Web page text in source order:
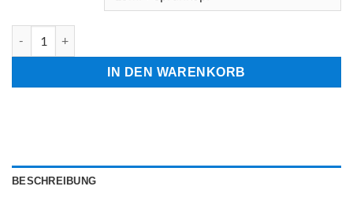
IN DEN WARENKORB
BESCHREIBUNG